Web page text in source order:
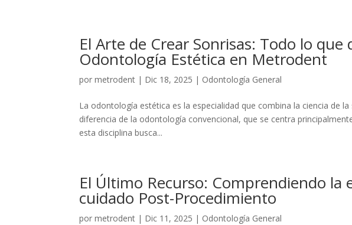
El Arte de Crear Sonrisas: Todo lo que
Odontología Estética en Metrodent
pormetrodent | Dic 18, 2025 | Odontología General
La odontología estética es la especialidad que combina la ciencia de
diferencia de la odontología convencional, que se centra
esta disciplina busca...
El Último Recurso: Comprendiendo la
cuidado Post-Procedimiento
pormetrodent | Dic 11, 2025 | Odontología General